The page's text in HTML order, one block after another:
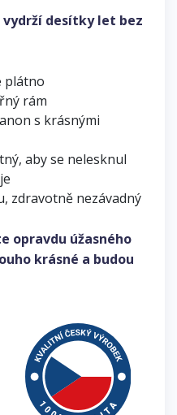
desítky let bez
plátno
rám
s krásnými
aby se nelesknul
zdravotně nezávadný
opravdu úžasného
krásné a budou